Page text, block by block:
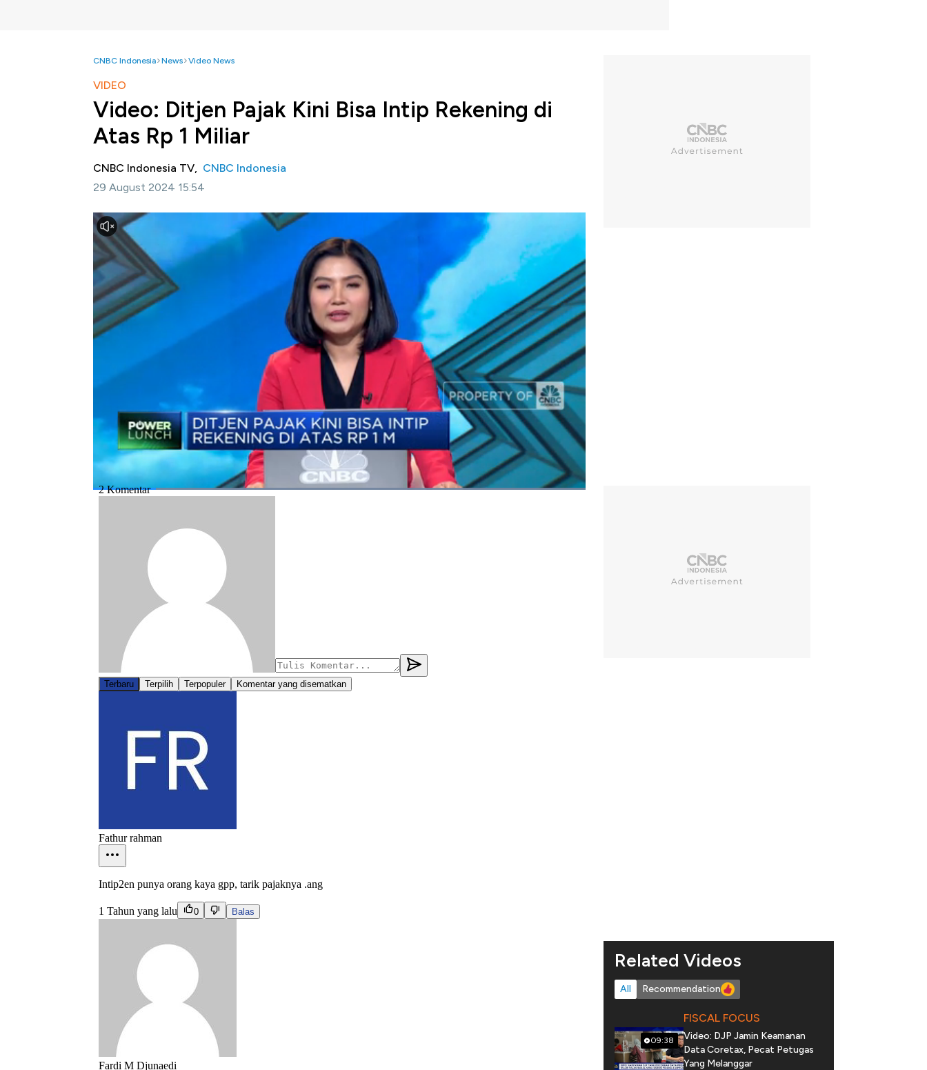
CNBC Indonesia News Video News
VIDEO
Video: Ditjen Pajak Kini Bisa Intip Rekening di
Atas Rp 1 Miliar
CNBC Indonesia TV, CNBC Indonesia
29 August 2024 15:54
Jakarta, CNBC Indonesia-
Direktorat Jenderal Pajak kini memiliki kewenangan tambahan untuk
mengakses informasi keuangan demi kepentingan perpajakan, salah satunya mengakses informasi
terkait pemilik rekening dengan nominal di atas Rp 1 miliar. Ini tertuang dalam pasal 19 Peraturan
Menteri Keuangan Nomor 19 Tahun 2018.
Informasi selengkapnya dalam program Power Lunch CNBC Indonesia (Kamis, 29/08/2024) berikut
ini.
#djp #pajak #tabungan
Related Videos
All Recommendation
09:38
FISCAL FOCUS
Video: DJP Jamin Keamanan
Data Coretax, Pecat Petugas
Yang Melanggar